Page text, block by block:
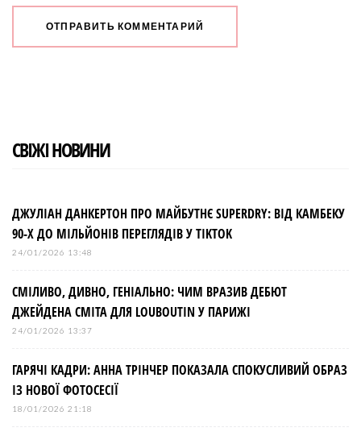
СВІЖІ НОВИНИ
ДЖУЛІАН ДАНКЕРТОН ПРО МАЙБУТНЄ SUPERDRY: ВІД КАМБЕКУ
90-Х ДО МІЛЬЙОНІВ ПЕРЕГЛЯДІВ У TIKTOK
24/01/2026 13:48
СМІЛИВО, ДИВНО, ГЕНІАЛЬНО: ЧИМ ВРАЗИВ ДЕБЮТ
ДЖЕЙДЕНА СМІТА ДЛЯ LOUBOUTIN У ПАРИЖІ
24/01/2026 13:37
ГАРЯЧІ КАДРИ: АННА ТРІНЧЕР ПОКАЗАЛА СПОКУСЛИВИЙ ОБРАЗ
ІЗ НОВОЇ ФОТОСЕСІЇ
18/01/2026 21:18